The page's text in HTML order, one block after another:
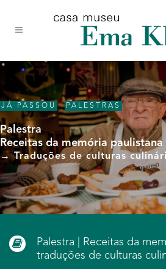
conteúdo
navegação
site
JÁ PASSOU , PALESTRAS
Palestra
Receitas da memória paulistana
→ Traduções de culturas
Palestra | Receitas da
traduções de culturas